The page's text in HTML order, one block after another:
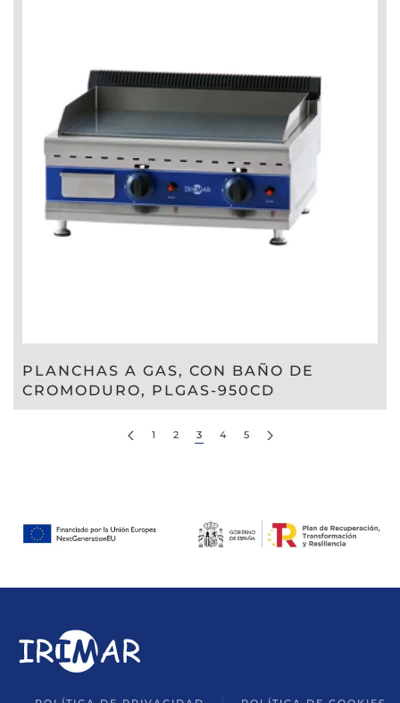
PLANCHAS A GAS, CON BAÑO DE
CROMODURO, PLGAS-950CD
1 2 3 4 5